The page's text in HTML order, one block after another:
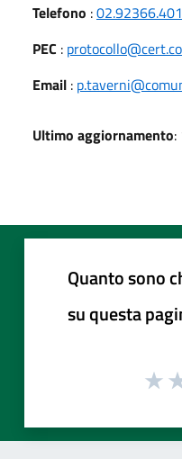
Telefono :02.92366.401
PEC :
Email :
Ultimo aggiornamento:
Quanto sono
su questa